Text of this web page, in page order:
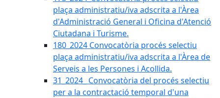
plaça administratiu/iva adscrita a l'Àrea
d'Administració General i Oficina d'Atenció
Ciutadana i Turisme.
180_2024 Convocatòria procés selectiu
plaça administratiu/iva adscrita a l'Àrea de
Serveis a les Persones i Acollida.
31_2024_ Convocatòria del procés selectiu
per a la contractació temporal d'una